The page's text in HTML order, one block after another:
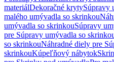
materiálDekoračné krytySúpravy
malého umývadla so skrinkou
umývadla so skrinkouSúpravy
pre Súpravy umývadla so
so skrinkouNáhradné diely pre
skrinkouKúpeľňový nábytok